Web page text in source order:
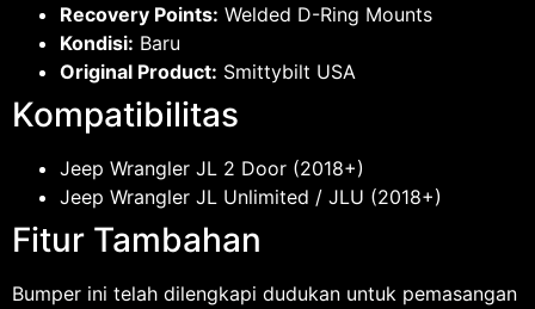
Recovery Points: Welded D-Ring Mounts
Kondisi: Baru
Original Product: Smittybilt USA
Kompatibilitas
Jeep Wrangler JL 2 Door (2018+)
Jeep Wrangler JL Unlimited / JLU (2018+)
Fitur Tambahan
Bumper ini telah dilengkapi dudukan untuk pemasangan